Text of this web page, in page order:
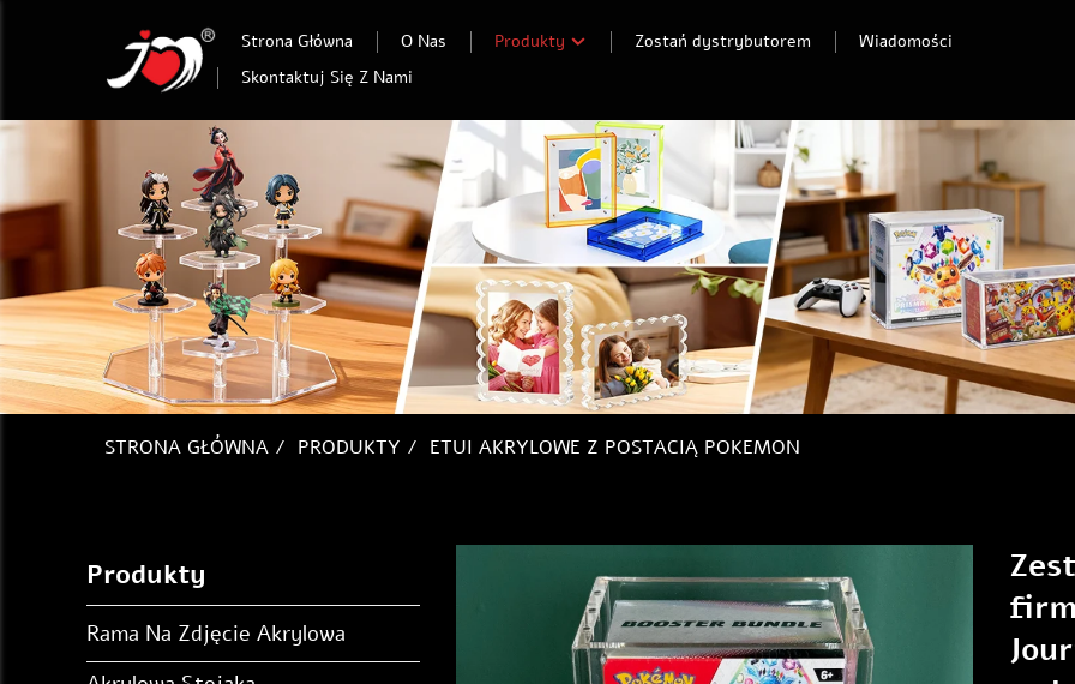
Strona Główna O Nas Produkty Zostań dystrybutorem
Wiadomości
Skontaktuj Się Z Nami
STRONA GŁÓWNA / PRODUKTY / ETUI AKRYLOWE Z POSTACIĄ POKEMON
Produkty
Rama Na Zdjęcie Akrylowa